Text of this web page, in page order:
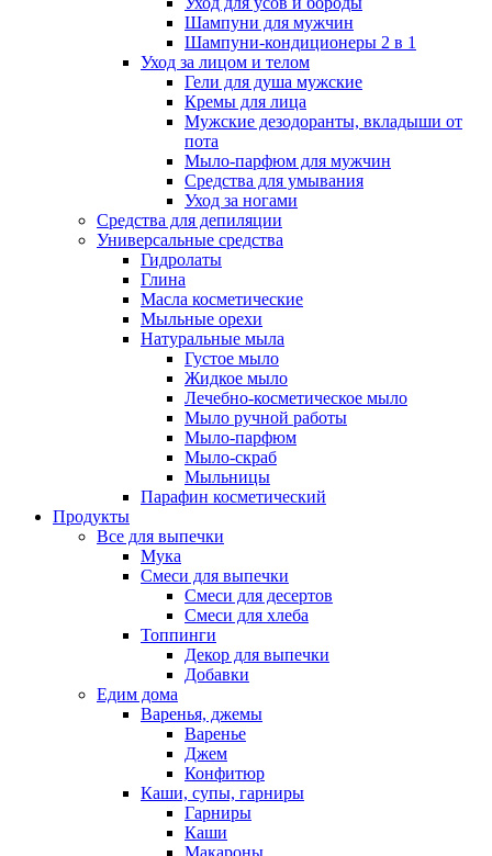
Шампуни для мужчин
Шампуни-кондиционеры 2 в 1
Уход за лицом и телом
Гели для душа мужские
Кремы для лица
Мужские дезодоранты, вкладыши от
пота
Мыло-парфюм для мужчин
Средства для умывания
Уход за ногами
Средства для депиляции
Универсальные средства
Гидролаты
Глина
Масла косметические
Мыльные орехи
Натуральные мыла
Густое мыло
Жидкое мыло
Лечебно-косметическое мыло
Мыло ручной работы
Мыло-парфюм
Мыло-скраб
Мыльницы
Парафин косметический
Продукты
Все для выпечки
Мука
Смеси для выпечки
Смеси для десертов
Смеси для хлеба
Топпинги
Декор для выпечки
Добавки
Едим дома
Варенья, джемы
Варенье
Джем
Конфитюр
Каши, супы, гарниры
Гарниры
Каши
Макароны